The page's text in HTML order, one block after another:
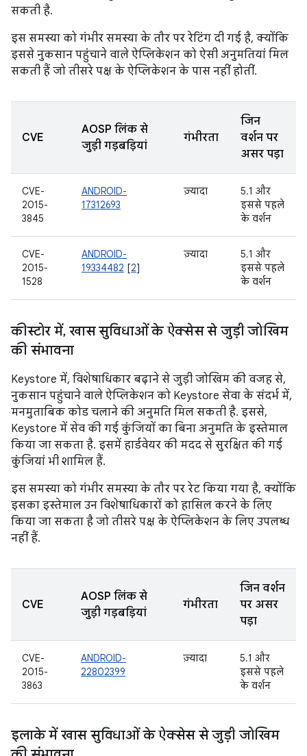
सकती है.
इस समस्या को गंभीर समस्या के तौर पर रेटिंग दी गई है, क्योंकि
इससे नुकसान पहुंचाने वाले ऐप्लिकेशन को ऐसी अनुमतियां मिल
सकती हैं जो तीसरे पक्ष के ऐप्लिकेशन के पास नहीं होतीं.
CVE
AOSP लिंक से
जुड़ी गड़बड़ियां
गंभीरता
जिन
वर्शन पर
असर पड़ा
CVE-
2015-
3845
ANDROID-
17312693
ज़्यादा
5.1 और
इससे पहले
के वर्शन
CVE-
2015-
1528
ANDROID-
19334482 [2]
ज़्यादा
5.1 और
इससे पहले
के वर्शन
कीस्टोर में, खास सुविधाओं के ऐक्सेस से जुड़ी जोखिम
की संभावना
Keystore में, विशेषाधिकार बढ़ाने से जुड़ी जोखिम की वजह से,
नुकसान पहुंचाने वाले ऐप्लिकेशन को Keystore सेवा के संदर्भ में,
मनमुताबिक कोड चलाने की अनुमति मिल सकती है. इससे,
Keystore में सेव की गई कुंजियों का बिना अनुमति के इस्तेमाल
किया जा सकता है. इसमें हार्डवेयर की मदद से सुरक्षित की गई
कुंजियां भी शामिल हैं.
इस समस्या को गंभीर समस्या के तौर पर रेट किया गया है, क्योंकि
इसका इस्तेमाल उन विशेषाधिकारों को हासिल करने के लिए
किया जा सकता है जो तीसरे पक्ष के ऐप्लिकेशन के लिए उपलब्ध
नहीं हैं.
CVE
AOSP लिंक से
जुड़ी गड़बड़ियां
गंभीरता
जिन वर्शन
पर असर
पड़ा
CVE-
2015-
3863
ANDROID-
22802399
ज़्यादा
5.1 और
इससे पहले
के वर्शन
इलाके में खास सुविधाओं के ऐक्सेस से जुड़ी जोखिम